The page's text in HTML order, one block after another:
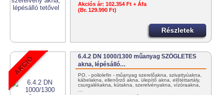
Akciós ár: 102.354 Ft + Áfa
(Br. 129.990 Ft)
Részletek
6.4.2 DN 1000/1300 műanyag SZÖGLETES
akna, lépésálló…
PO. - poliolefin - műanyag szerelőakna, szivattyúakna,
kábelakna, ellenőrző akna, ülepítő akna, előtéttartály,
csurgalékakna, kútakna, szerelvényakna, vízóraakna,
…